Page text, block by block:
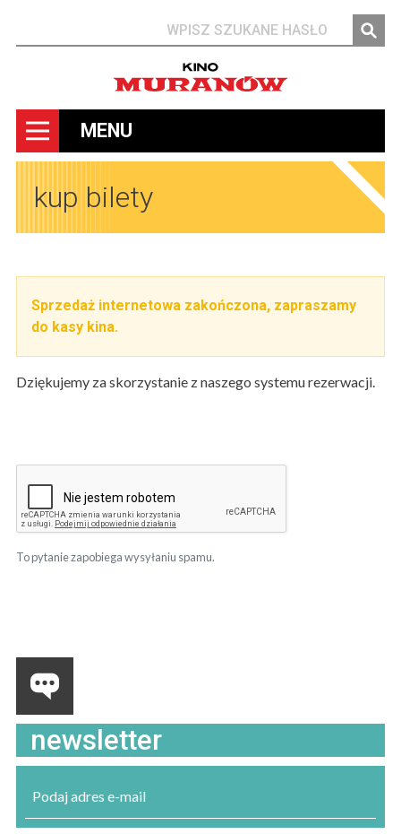
MENU
kup bilety
Sprzedaż internetowa zakończona, zapraszamy
do kasy kina.
Dziękujemy za skorzystanie z naszego systemu rezerwacji.
To pytanie zapobiega wysyłaniu spamu.
newsletter